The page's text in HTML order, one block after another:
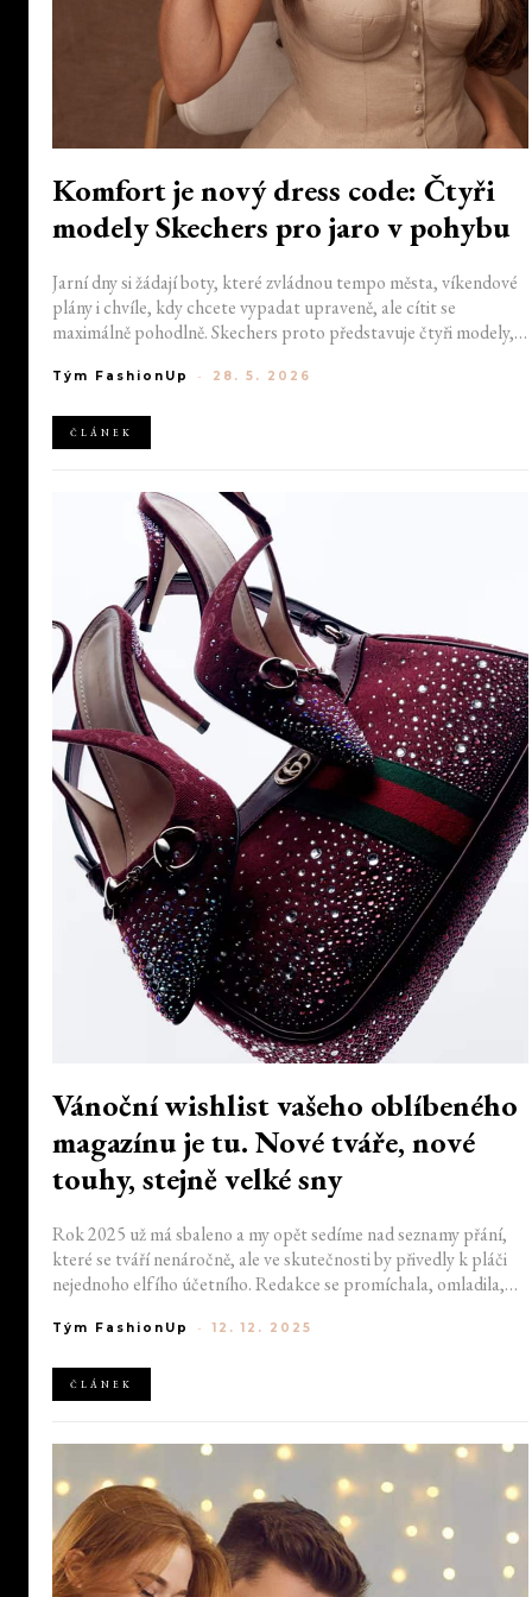
Komfort je nový dress code: Čtyři
modely Skechers pro jaro v pohybu
Jarní dny si žádají boty, které zvládnou tempo města, víkendové
plány i chvíle, kdy chcete vypadat upraveně, ale cítit se
maximálně pohodlně. Skechers proto představuje čtyři modely,
komfort při každém kroku.
Tým FashionUp - 28. 5. 2026
ČLÁNEK
Vánoční wishlist vašeho oblíbeného
magazínu je tu. Nové tváře, nové
touhy, stejně velké sny
Rok 2025 už má sbaleno a my opět sedíme nad seznamy přání,
které se tváří nenáročně, ale ve skutečnosti by přivedly k pláči
nejednoho elfího účetního. Redakce se promíchala, omladila,
pohodlí, realita počká. Tady je náš vánoční wishlist, v němž se
Tým FashionUp - 12. 12. 2025
ČLÁNEK